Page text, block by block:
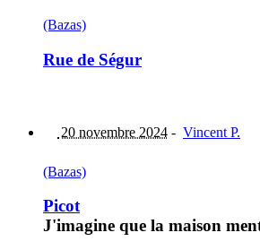
(Bazas)
Rue de Ségur
20 novembre 2024 - Vincent P.
(Bazas)
Picot
J'imagine que la maison